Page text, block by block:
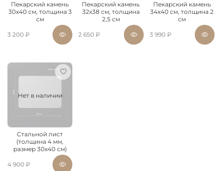
Пекарский камень
30х40 см, толщина 3
см
3 200 ₽
Пекарский камень
32х38 см, толщина
2,5 см
2 650 ₽
Пекарский камень
34х40 см, толщина 2
см
3 990 ₽
Нет в наличии
Стальной лист
(толщина 4 мм,
размер 30х40 см)
4 900 ₽